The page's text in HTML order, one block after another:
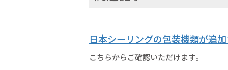
日本シーリングの包装機類が追
こちらからご確認いただけます。